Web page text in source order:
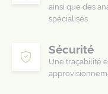
ainsi que des
spécialisés
Sécurité
Une traçabilité